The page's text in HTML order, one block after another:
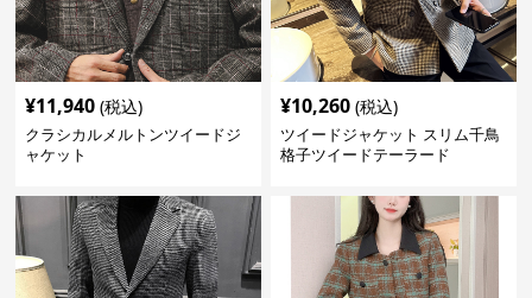
¥11,940 (税込)
クラシカルメルトンツイードジ
ャケット
¥10,260 (税込)
ツイードジャケット スリム千鳥
格子ツイードテーラード